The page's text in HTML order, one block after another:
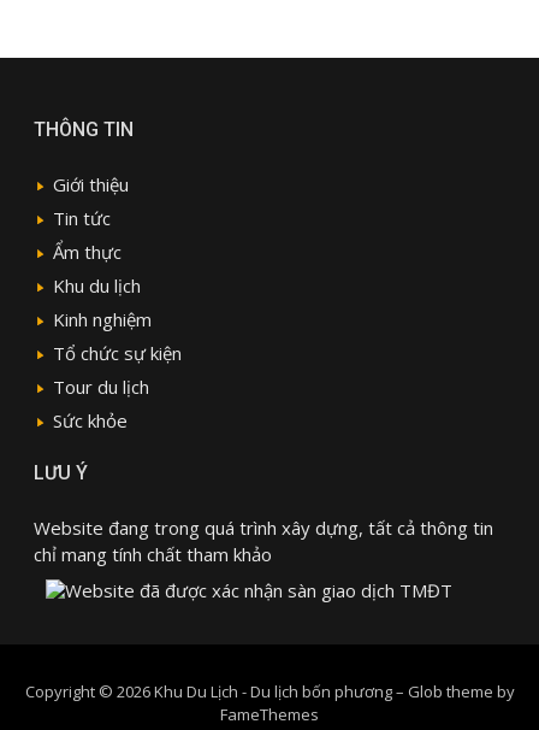
THÔNG TIN
Giới thiệu
Tin tức
Ẩm thực
Khu du lịch
Kinh nghiệm
Tổ chức sự kiện
Tour du lịch
Sức khỏe
LƯU Ý
Website đang trong quá trình xây dựng, tất cả thông tin
chỉ mang tính chất tham khảo
Copyright © 2026 Khu Du Lịch - Du lịch bốn phương– Glob theme by
FameThemes